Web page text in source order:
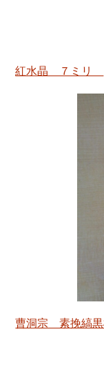
紅水晶 ７ミリ
曹洞宗 素挽縞